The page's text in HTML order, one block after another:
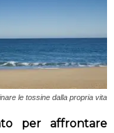
le tossine dalla propria vita
per affrontare